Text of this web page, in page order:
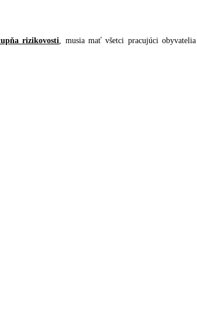
rizikovosti , musia mať všetci pracujúci